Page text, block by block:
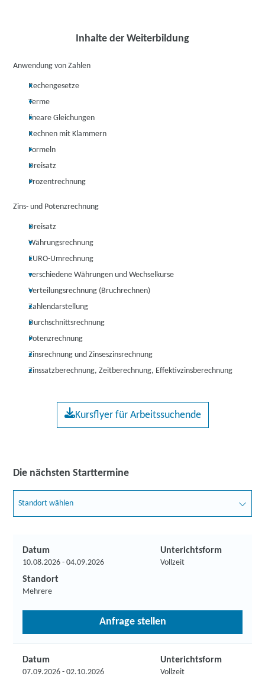
Inhalte der Weiterbildung
Anwendung von Zahlen
Rechengesetze
Terme
lineare Gleichungen
Rechnen mit Klammern
Formeln
Dreisatz
Prozentrechnung
Zins- und Potenzrechnung
Dreisatz
Währungsrechnung
EURO-Umrechnung
verschiedene Währungen und Wechselkurse
Verteilungsrechnung (Bruchrechnen)
Zahlendarstellung
Durchschnittsrechnung
Potenzrechnung
Zinsrechnung und Zinseszinsrechnung
Zinssatzberechnung, Zeitberechnung, Effektivzinsberechnung
Kursflyer für Arbeitssuchende
Die nächsten Starttermine
Standort wählen
Datum
10.08.2026 - 04.09.2026
Unterichtsform
Vollzeit
Standort
Mehrere
Anfrage stellen
Datum
07.09.2026 - 02.10.2026
Unterichtsform
Vollzeit